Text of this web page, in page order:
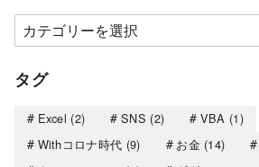
タグ
Excel (2) SNS (2) VBA (1)
Withコロナ時代 (9) お金(14)